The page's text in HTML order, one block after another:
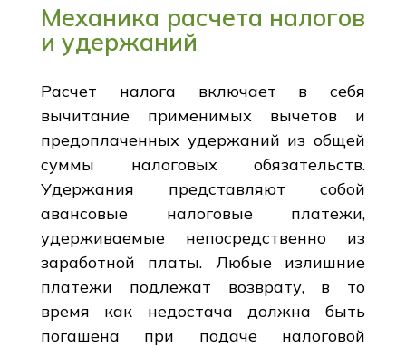
Механика расчета налогов
и удержаний
Расчет налога включает в себя
вычитание применимых вычетов и
предоплаченных удержаний из общей
суммы налоговых обязательств.
Удержания представляют собой
авансовые налоговые платежи,
удерживаемые непосредственно из
заработной платы. Любые излишние
платежи подлежат возврату, в то
время как недостача должна быть
погашена при подаче налоговой